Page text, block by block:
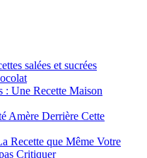
salées et sucrées
: Une Recette Maison
Amère Derrière Cette
Recette que Même Votre
Critiquer